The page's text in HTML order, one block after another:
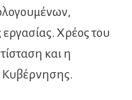
Χρέος του
και η
Κυβέρνησης.